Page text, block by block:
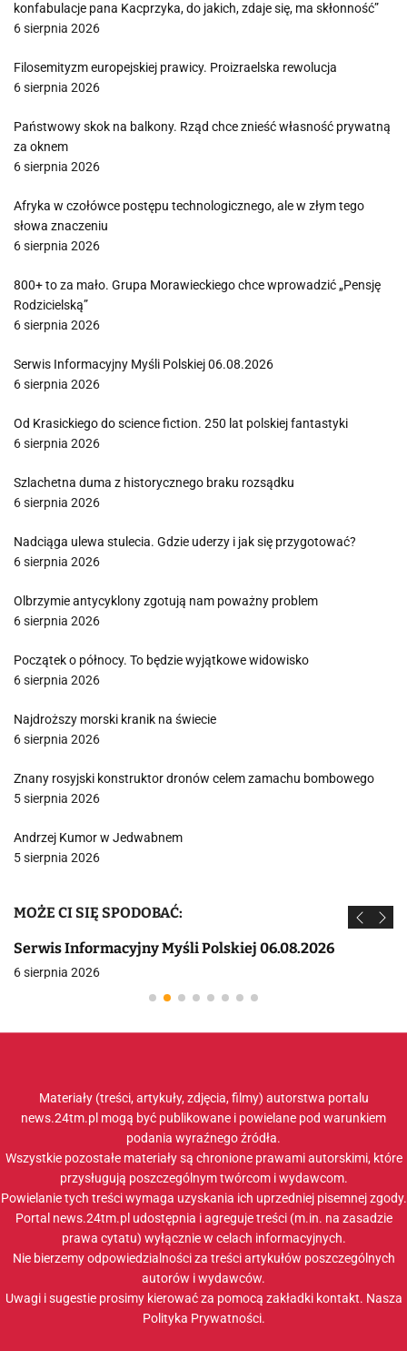
konfabulacje pana Kacprzyka, do jakich, zdaje się, ma skłonność”
6 sierpnia 2026
Filosemityzm europejskiej prawicy. Proizraelska rewolucja
6 sierpnia 2026
Państwowy skok na balkony. Rząd chce znieść własność prywatną
za oknem
6 sierpnia 2026
Afryka w czołówce postępu technologicznego, ale w złym tego
słowa znaczeniu
6 sierpnia 2026
800+ to za mało. Grupa Morawieckiego chce wprowadzić „Pensję
Rodzicielską”
6 sierpnia 2026
Serwis Informacyjny Myśli Polskiej 06.08.2026
6 sierpnia 2026
Od Krasickiego do science fiction. 250 lat polskiej fantastyki
6 sierpnia 2026
Szlachetna duma z historycznego braku rozsądku
6 sierpnia 2026
Nadciąga ulewa stulecia. Gdzie uderzy i jak się przygotować?
6 sierpnia 2026
Olbrzymie antycyklony zgotują nam poważny problem
6 sierpnia 2026
Początek o północy. To będzie wyjątkowe widowisko
6 sierpnia 2026
Najdroższy morski kranik na świecie
6 sierpnia 2026
Znany rosyjski konstruktor dronów celem zamachu bombowego
5 sierpnia 2026
Andrzej Kumor w Jedwabnem
5 sierpnia 2026
MOŻE CI SIĘ SPODOBAĆ:
Serwis Informacyjny Myśli Polskiej 06.08.2026
6 sierpnia 2026
Materiały (treści, artykuły, zdjęcia, filmy) autorstwa portalu
news.24tm.pl mogą być publikowane i powielane pod warunkiem
podania wyraźnego źródła.
Wszystkie pozostałe materiały są chronione prawami autorskimi, które
przysługują poszczególnym twórcom i wydawcom.
Powielanie tych treści wymaga uzyskania ich uprzedniej pisemnej zgody.
Portal news.24tm.pl udostępnia i agreguje treści (m.in. na zasadzie
prawa cytatu) wyłącznie w celach informacyjnych.
Nie bierzemy odpowiedzialności za treści artykułów poszczególnych
autorów i wydawców.
Uwagi i sugestie prosimy kierować za pomocą zakładki kontakt. Nasza
Polityka Prywatności.